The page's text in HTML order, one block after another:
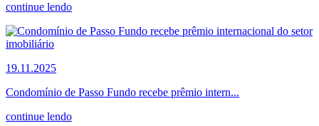
continue lendo
19.11.2025
Condomínio de Passo Fundo recebe prêmio intern...
continue lendo